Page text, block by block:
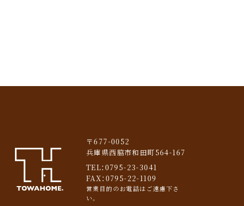
〒677-0052
兵庫県西脇市和田町564-167
TEL： 0795-23-3041
FAX：0795-22-1109
営業目的のお電話はご遠慮下さ
い。